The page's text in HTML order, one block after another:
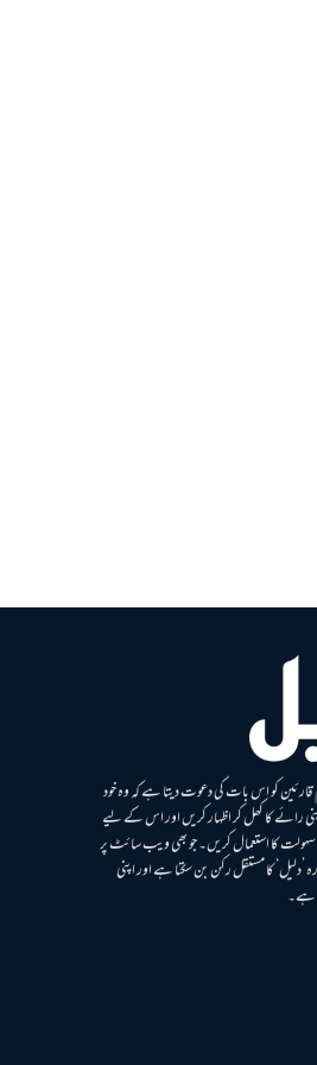
قارئین کو اس بات کی دعوت دیتا ہے کہ وہ خود
رائے کا کھل کر اظہار کریں اور اس کے لیے
کا استعمال کریں۔ جو بھی ویب سائٹ پر
’دلیل‘ کا مستقل رکن بن سکتا ہے اور اپنی
ہے۔